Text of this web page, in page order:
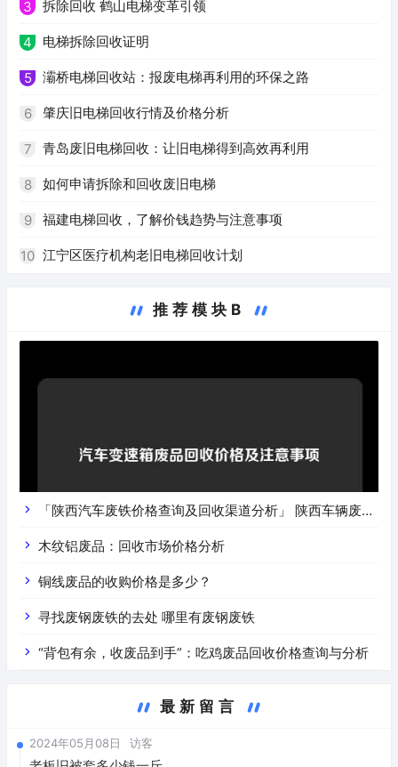
3 拆除回收 鹤山电梯变革引领
4 电梯拆除回收证明
5 灞桥电梯回收站：报废电梯再利用的环保之路
6 肇庆旧电梯回收行情及价格分析
7 青岛废旧电梯回收：让旧电梯得到高效再利用
8 如何申请拆除和回收废旧电梯
9 福建电梯回收，了解价钱趋势与注意事项
10 江宁区医疗机构老旧电梯回收计划
推荐模块B
「陕西汽车废铁价格查询及回收渠道分析」 陕西车辆废铁
价是什么
木纹铝废品：回收市场价格分析
铜线废品的收购价格是多少？
寻找废钢废铁的去处 哪里有废钢废铁
“背包有余，收废品到手”：吃鸡废品回收价格查询与分析
最新留言
2024年05月08日 访客